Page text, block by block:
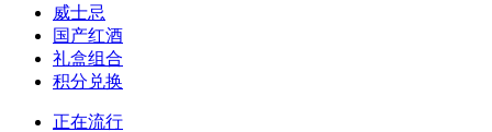
威士忌
国产红酒
礼盒组合
积分兑换
正在流行